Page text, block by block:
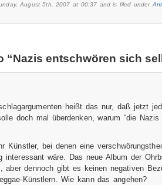
August 5th, 2007 at 00:37 and is filed under
“Nazis entschwören sich
heißt das nur, daß jetzt
doch mal überdenken, warum “die Nazis
Künstler, bei denen eine
interessant wäre. Das neue Album der
aber dennoch gibt es keinen negativen
Künstlern. Wie kann das angehen?